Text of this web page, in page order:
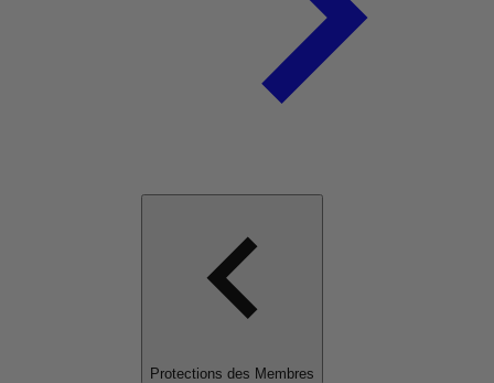
Protections des Membres